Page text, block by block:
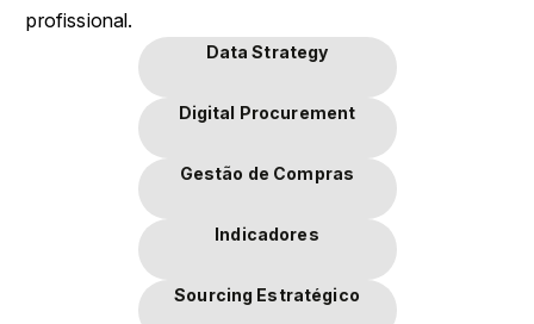
profissional.
Data Strategy
Digital Procurement
Gestão de Compras
Indicadores
Sourcing Estratégico